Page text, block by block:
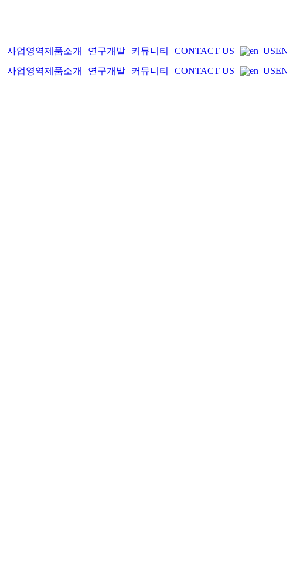
사업영역제품소개 연구개발 커뮤니티 CONTACT US
EN
사업영역제품소개 연구개발 커뮤니티 CONTACT US
EN